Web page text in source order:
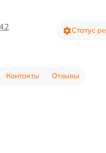
Статус
Контакты Отзывы